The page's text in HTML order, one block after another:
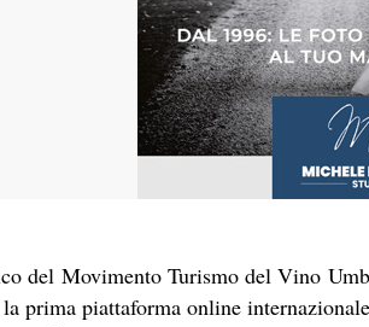
del Movimento Turismo del Vino
prima piattaforma online